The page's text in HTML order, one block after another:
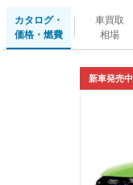
カタログ・
価格・燃費
車買取
相場
新車発売中